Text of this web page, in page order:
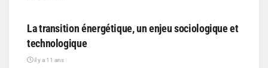
La transition énergétique, un enjeu sociologique et
technologique
il y a 11 ans